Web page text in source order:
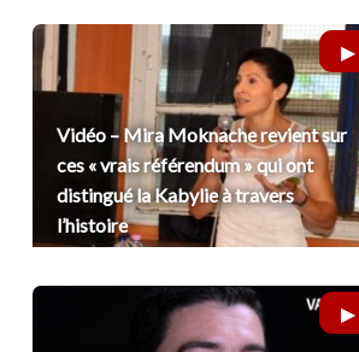
Vidéo – Mira Moknache revient sur
ces « vrais référendum » qui ont
distingué la Kabylie à travers
l’histoire